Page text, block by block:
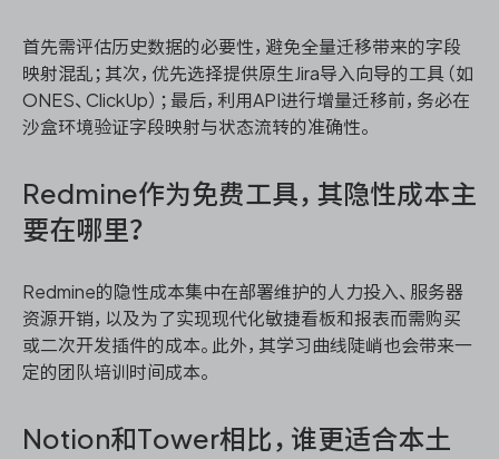
首先需评估历史数据的必要性，避免全量迁移带来的字段
映射混乱；其次，优先选择提供原生Jira导入向导的工具（如
ONES、ClickUp）；最后，利用API进行增量迁移前，务必在
沙盒环境验证字段映射与状态流转的准确性。
Redmine作为免费工具，其隐性成本主
要在哪里？
Redmine的隐性成本集中在部署维护的人力投入、服务器
资源开销，以及为了实现现代化敏捷看板和报表而需购买
或二次开发插件的成本。此外，其学习曲线陡峭也会带来一
定的团队培训时间成本。
Notion和Tower相比，谁更适合本土